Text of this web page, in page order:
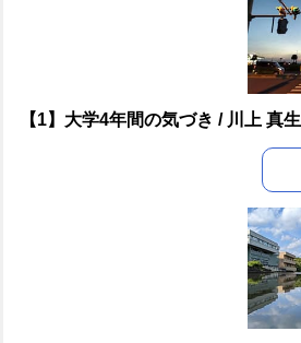
【1】大学4年間の気づき / 川上 真生